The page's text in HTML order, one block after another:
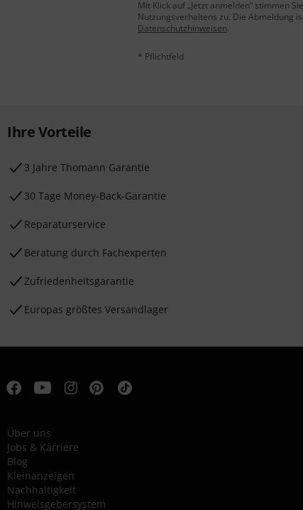
Mit Klick auf „Jetzt anmelden“ stimmen
Nutzungsverhaltens zu. Die Abmeldung
Datenschutzhinweisen.
* Pflichtfeld
Ihre Vorteile
3 Jahre Thomann Garantie
30 Tage Money-Back-Garantie
Reparaturservice
Beratung durch Fachexperten
Zufriedenheitsgarantie
Europas größtes Versandlager
Über uns
Jobs & Karriere
Blog
Kleinanzeigen
Nachhaltigkeit
Hinweisgebersystem